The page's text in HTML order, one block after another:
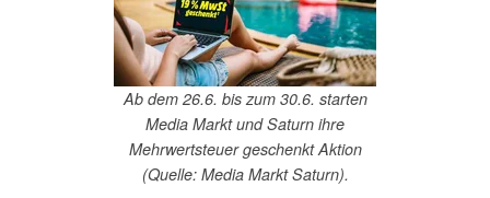
Ab dem 26.6. bis zum 30.6. starten
Media Markt und Saturn ihre
Mehrwertsteuer geschenkt Aktion
(Quelle: Media Markt Saturn).